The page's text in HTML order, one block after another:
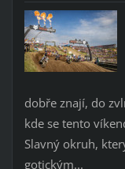
dobře znají, do
kde se tento
Slavný okruh,
gotickým...